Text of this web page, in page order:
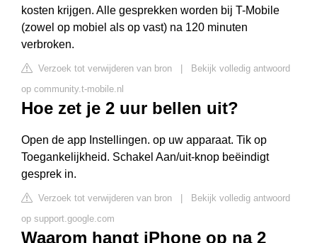
kosten krijgen. Alle gesprekken worden bij T-Mobile
(zowel op mobiel als op vast) na 120 minuten
verbroken.
Verzoek tot verwijderen van bron
Bekijk volledig antwoord
op community.t-mobile.nl
Hoe zet je 2 uur bellen uit?
Open de app Instellingen. op uw apparaat. Tik op
Toegankelijkheid. Schakel Aan/uit-knop beëindigt
gesprek in.
Verzoek tot verwijderen van bron
Bekijk volledig antwoord
op support.google.com
Waarom hangt iPhone op na 2